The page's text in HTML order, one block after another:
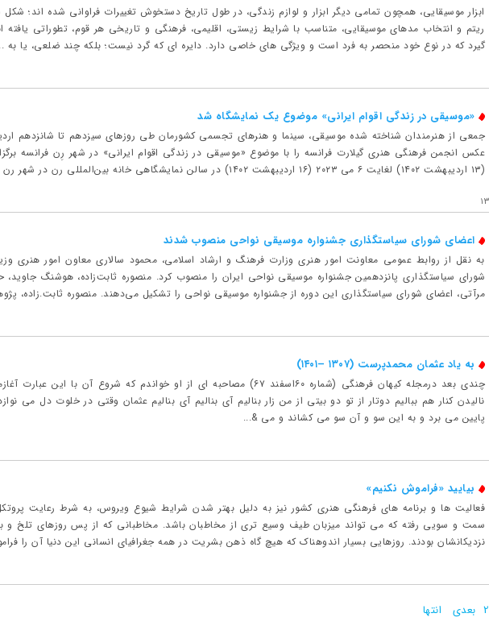
ابزار موسیقایی، همچون تمامی دیگر ابزار و لوازم زندگی، در طول تاریخ دستخوش تغییرات فراوانی شده اند؛ شکل
ریتم و انتخاب مدهای موسیقایی، متناسب با شرایط زیستی، اقلیمی، فرهنگی و تاریخی هر قوم، تطوراتی یافته
گیرد که در نوع خود منحصر به فرد است و ویژگی های خاصی دارد. دایره ای که گرد نیست؛ بلکه چند ضلعی، یا به
«موسیقی در زندگی اقوام ایرانی» موضوع یک نمایشگاه شد
جمعی از هنرمندان شناخته شده موسیقی، سینما و هنرهای تجسمی کشورمان طی روزهای سیزدهم تا شانزدهم
(۱۳ اردیبهشت ۱۴۰۲) لغایت ۶ می ۲۰۲۳ (۱۶ اردیبهشت ۱۴۰۲) در سالن نمایشگاهی خانه بین‌المللی رن در شهر رن فر...
اعضای شورای سیاستگذاری جشنواره موسیقی نواحی منصوب شدند
به نقل از روابط عمومی معاونت امور هنری وزارت فرهنگ و ارشاد اسلامی، محمود سالاری معاون امور هنری
شورای سیاستگذاری پانزدهمین جشنواره موسیقی نواحی ایران را منصوب کرد. منصوره ثابت‌زاده، هوشنگ
مرآتی، اعضای شورای سیاستگذاری این دوره از جشنواره موسیقی نواحی را تشکیل می‌دهند. منصوره ثابت.زاده،
به یاد عثمان محمدپرست (۱۳۰۷ –۱۴۰۱)
چندی بعد درمجله کیهان فرهنگی (شماره ۶۰اسفند ۶۷) مصاحبه ای از او خواندم که
نالیدن کنار هم ببالیم دوتار از تو دو بیتی از من زار بنالیم آی بنالیم آی بنالیم عثمان وقتى در خلوت دل مى‏
پایین مى‏ برد و به این سو و آن سو مى‏ کشاند و مى &...
بیایید «فراموش نکنیم»
فعالیت ها و برنامه های فرهنگی هنری کشور نیز به دلیل بهتر شدن شرایط شیوع ویروس، به شرط رعایت
سمت و سویی رفته که می تواند میزبان طیف وسیع تری از مخاطبان باشد. مخاطبانی که از پس روزهای تلخ و
نزدیکانشان بودند. روزهایی بسیار اندوهناک که هیچ گاه ذهن بشریت در همه جغرافیای انسانی این دنیا آن را
2 بعدی انتها